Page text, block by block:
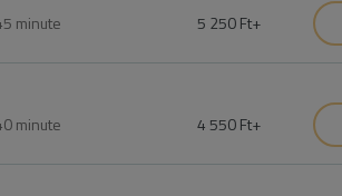
minute 5 250 Ft+
minute 4 550 Ft+